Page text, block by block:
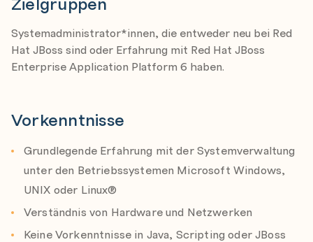
Verwenden Sie das kostenfreieRed Hat
Preassessment Toolfür Ihren Ausbildungserfolg!
Script configure and deploy applications
Configure JBoss EAP with command line interface.
Deploying applications in standalone mode.
Assign a domain controller.
Configure a host controller and domain controller.
Configure servers in a managed domain
Manage domain server architecture.
Systemadministrator*innen, die entweder neu bei Red
Hat JBoss sind oder Erfahrung mit Red Hat JBoss
Enterprise Application Platform 6 haben.
Vorkenntnisse
Grundlegende Erfahrung mit der Systemverwaltung
unter den Betriebssystemen Microsoft Windows,
UNIX oder Linux®
Verständnis von Hardware und Netzwerken
Keine Vorkenntnisse in Java, Scripting oder JBoss